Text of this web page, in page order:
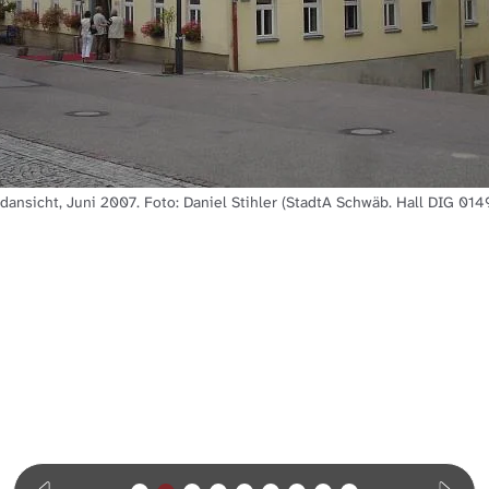
Juni 2007. Foto: Daniel Stihler (StadtA Schwäb. Hall DIG